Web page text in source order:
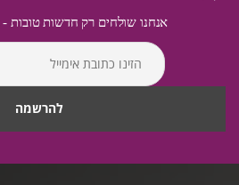
אנחנו שולחים רק חדשות טובות -